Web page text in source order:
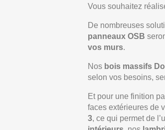
Vous souhaitez
De nombreuses
panneaux OSB
vos murs.
Nos bois massifs
selon vos besoins,
Et pour une finition
faces extérieures de
3, ce qui permet de